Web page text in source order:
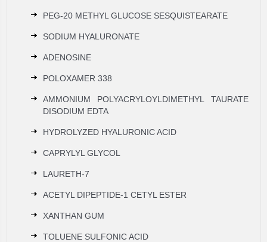
PEG-20 METHYL GLUCOSE SESQUISTEARATE
SODIUM HYALURONATE
ADENOSINE
POLOXAMER 338
AMMONIUM POLYACRYLOYLDIMETHYL TAURATE
DISODIUM EDTA
HYDROLYZED HYALURONIC ACID
CAPRYLYL GLYCOL
LAURETH-7
ACETYL DIPEPTIDE-1 CETYL ESTER
XANTHAN GUM
TOLUENE SULFONIC ACID